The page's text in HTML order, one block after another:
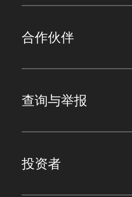
合作伙伴
查询与举报
投资者